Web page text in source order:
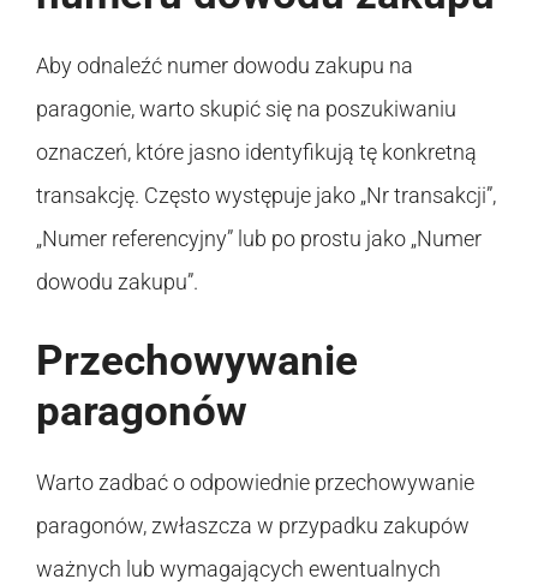
Aby odnaleźć numer dowodu zakupu na
paragonie, warto skupić się na poszukiwaniu
oznaczeń, które jasno identyfikują tę konkretną
transakcję. Często występuje jako „Nr transakcji”,
„Numer referencyjny” lub po prostu jako „Numer
dowodu zakupu”.
Przechowywanie
paragonów
Warto zadbać o odpowiednie przechowywanie
paragonów, zwłaszcza w przypadku zakupów
ważnych lub wymagających ewentualnych